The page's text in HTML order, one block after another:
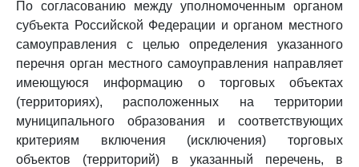
По согласованию между уполномоченным органом
субъекта Российской Федерации и органом местного
самоуправления с целью определения указанного
перечня орган местного самоуправления направляет
имеющуюся информацию о торговых объектах
(территориях), расположенных на территории
муниципального образования и соответствующих
критериям включения (исключения) торговых
объектов (территорий) в указанный перечень, в